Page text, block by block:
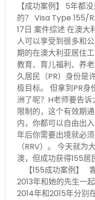
【成功案例】 5年都
的？ Visa Type 155/
17日 案件综述 在澳大
人可以享受到很多和
期的在澳大利亚居住
教育、育儿福利、养
久居民（PR）身份是
极目标。 但拿到PR
洲了呢？H老师要告
限制的，这个有效期
内，你都可以自由出
年后你需要出境就必
（RRV）。 今天就
澳，但成功获得155居
【155成功案例】
2013年和她的先生一
2014年和2015年分别